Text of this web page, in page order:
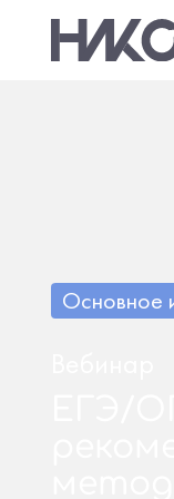
Основное